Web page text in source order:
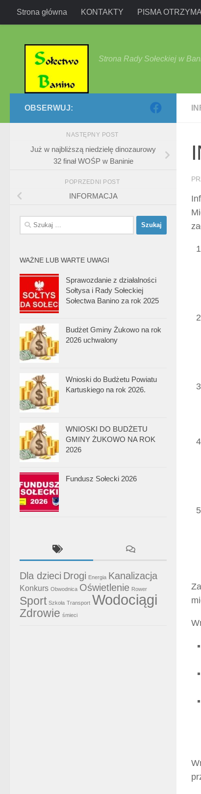
Przejdź do treści
Strona główna KONTAKTY PISMA
Strona Rady Sołeckiej w
OBSERWUJ:
NASTĘPNY POST
Już w najbliższą niedzielę dinozaurowy
32 finał WOŚP w Baninie
POPRZEDNI POST
INFORMACJA
Szukaj:
WAŻNE LUB WARTE UWAGI
Sprawozdanie z działalności
Sołtysa i Rady Sołeckiej
Sołectwa Banino za rok 2025
Budżet Gminy Żukowo na rok
2026 uchwalony
Wnioski do Budżetu Powiatu
Kartuskiego na rok 2026.
WNIOSKI DO BUDŻETU
GMINY ŻUKOWO NA ROK
2026
Fundusz Sołecki 2026
Dla dzieci Drogi Energia Kanalizacja
Konkurs Obwodnica Oświetlenie Rower
Sport Szkoła Transport Wodociągi
Zdrowie śmieci